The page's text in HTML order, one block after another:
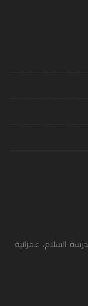
السلام، عمرانية